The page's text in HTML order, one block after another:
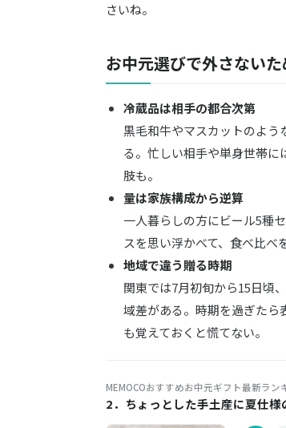
鶴屋吉信
うなぎのたなか
うなぎ 蒲焼き
リーフパイ
三輪山本
山形代表くだもの6種15本セ
さいね。
お中元選びで外さない
冷蔵品は相手の都合次第
黒毛和牛やマスカットのよ
る。忙しい相手や単身世帯
肢も。
量は家族構成から逆算
一人暮らしの方にビール5種
スを思い浮かべて、食べ比べ
地域で違う贈る時期
関東では7月初旬から15日頃
域差がある。時期を過ぎたら
も覚えておくと慌てない。
MEMOCOおすすめお中元ギフト最新ラン
2．ちょっとした手土産に夏仕様